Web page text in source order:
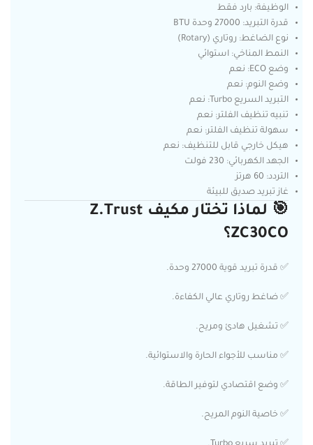
الوظيفة: بارد فقط
قدرة التبريد: 27000 وحدة BTU
نوع الضاغط: روتاري (Rotary)
النمط المناخي: استوائي
وضع ECO: نعم
وضع النوم: نعم
التبريد السريع Turbo: نعم
تنبيه تنظيف الفلتر: نعم
سهولة تنظيف الفلتر: نعم
هيكل خارجي قابل للتنظيف: نعم
الجهد الكهربائي: 230 فولت
التردد: 60 هرتز
غاز تبريد صديق للبيئة
🎯 لماذا تختار مكيف Z.Trust
ZC30CO؟
✅ قدرة تبريد قوية 27000 وحدة.
✅ ضاغط روتاري عالي الكفاءة.
✅ تشغيل هادئ ومريح.
✅ مناسب للأجواء الحارة والاستوائية.
✅ وضع اقتصادي لتوفير الطاقة.
✅ خاصية النوم المريح.